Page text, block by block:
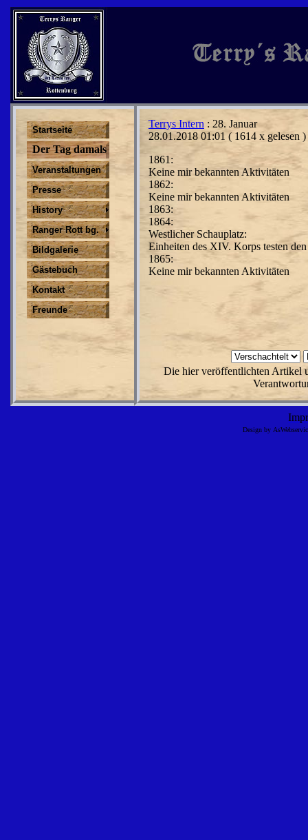
Startseite
Der Tag damals
Veranstaltungen
Presse
History
Ranger Rott bg.
Bildgalerie
Gästebuch
Kontakt
Freunde
Terrys Intern : 28. Januar
28.01.2018 01:01 ( 1614 x gelesen )
1861:
Keine mir bekannten Aktivitäten
1862:
Keine mir bekannten Aktivitäten
1863:
1864:
Westlicher Schauplatz:
Einheiten des XIV. Korps tes­ten
1865:
Keine mir bekannten Aktivitäten
Die hier veröffentlichten Artikel
Design by